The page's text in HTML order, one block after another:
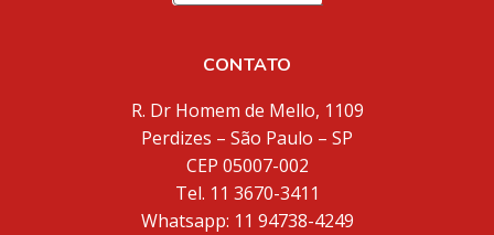
CONTATO
R. Dr Homem de Mello, 1109
Perdizes – São Paulo – SP
CEP 05007-002
Tel. 11 3670-3411
Whatsapp: 11 94738-4249